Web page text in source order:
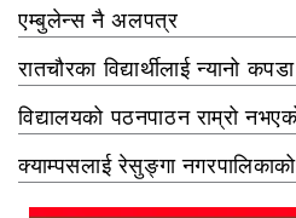
एम्बुलेन्स नै अलपत्र
रातचौरका विद्यार्थीलाई न्यानो
विद्यालयको पठनपाठन राम्रो
क्याम्पसलाई रेसुङ्गा